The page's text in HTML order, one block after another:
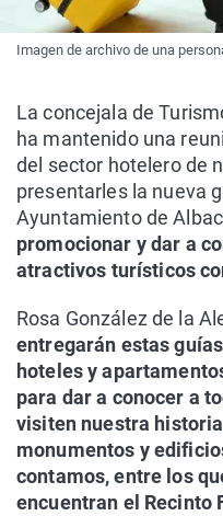
Imagen de archivo de una
La concejala de
ha mantenido una
del sector hotelero de
presentarles la nueva
Ayuntamiento de
promocionar y dar a
atractivos turísticos
Rosa González de la
entregarán estas
hoteles y
para dar a conocer a
visiten nuestra
monumentos y
contamos, entre los
encuentran el Recinto